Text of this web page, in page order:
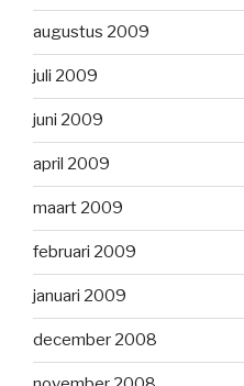
augustus 2009
juli 2009
juni 2009
april 2009
maart 2009
februari 2009
januari 2009
december 2008